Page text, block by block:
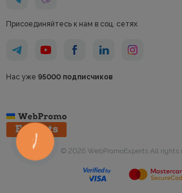
Присоединяйтесь к нам в соц. сетях
Нас уже 95000 подписчиков
© 2026 WebPromoExperts All rights
КНОПКА
СВЯЗИ